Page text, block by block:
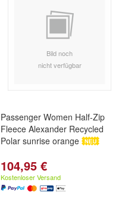
Bild noch
nicht verfügbar
Passenger Women Half-Zip
Fleece Alexander Recycled
Polar sunrise orange
104,95 €
Kostenloser Versand